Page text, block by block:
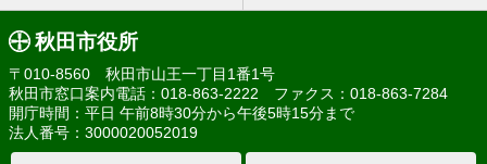
秋田市役所
〒010-8560 秋田市山王一丁目1番1号
秋田市窓口案内電話：018-863-2222 ファクス：018-863-7284
開庁時間：平日 午前8時30分から午後5時15分まで
法人番号：3000020052019